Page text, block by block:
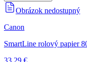
Obrázok nedostupný
Canon
SmartLine rolový papier
33,29 €